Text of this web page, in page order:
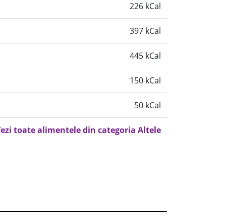
226 kCal
397 kCal
445 kCal
150 kCal
50 kCal
toate alimentele din categoria Altele